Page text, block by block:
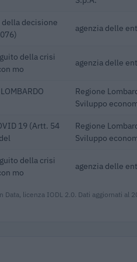
decisione
agenzia delle
della crisi
mo
agenzia delle
Regione
Sviluppo
19 (Artt. 54
Regione
Sviluppo
della crisi
mo
agenzia delle
Data, licenza IODL 2.0. Dati aggiornati al